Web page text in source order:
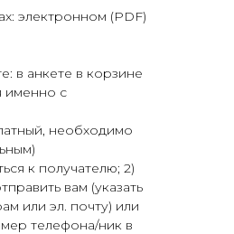
электронном (PDF)
в анкете в корзине
именно с
необходимо
к получателю; 2)
вам (указать
или эл. почту) или
телефона/ник в